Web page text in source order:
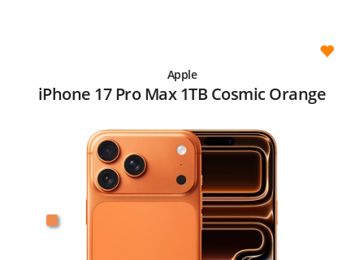
Apple
iPhone 17 Pro Max 1TB Cosmic Orange